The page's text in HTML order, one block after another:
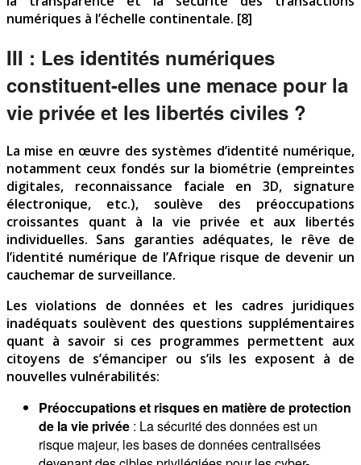
numériques à l’échelle continentale. [8]
III : Les identités numériques
constituent-elles une menace pour la
vie privée et les libertés civiles ?
La mise en œuvre des systèmes d’identité numérique,
notamment ceux fondés sur la biométrie (empreintes
digitales, reconnaissance faciale en 3D, signature
électronique, etc.), soulève des préoccupations
croissantes quant à la vie privée et aux libertés
individuelles. Sans garanties adéquates, le rêve de
l’identité numérique de l’Afrique risque de devenir un
cauchemar de surveillance.
Les violations de données et les cadres juridiques
inadéquats soulèvent des questions supplémentaires
quant à savoir si ces programmes permettent aux
citoyens de s’émanciper ou s’ils les exposent à de
nouvelles vulnérabilités:
Préoccupations et risques en matière de protection
de la vie privée : La sécurité des données est un
risque majeur, les bases de données centralisées